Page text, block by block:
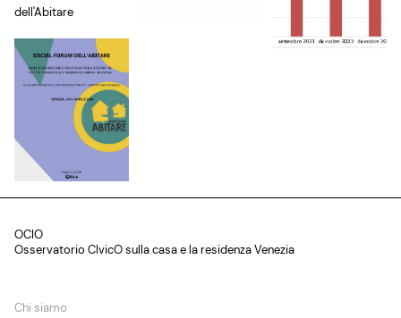
dell'Abitare
OCIO
Osservatorio CIvicO sulla casa e la residenza Venezia
Chi siamo